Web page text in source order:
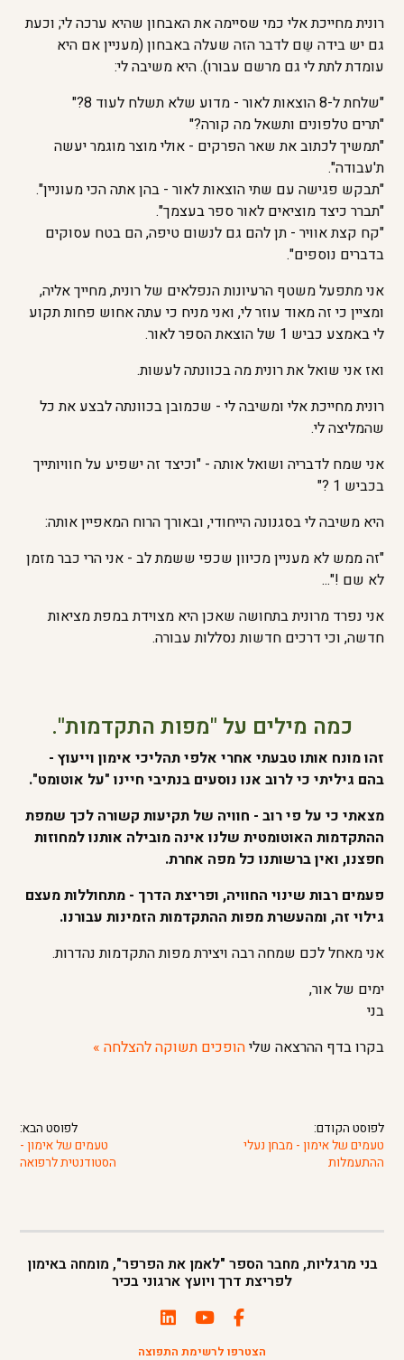
רונית מחייכת אלי כמי שסיימה את האבחון שהיא ערכה לי; וכעת
גם יש בידה שֵם לדבר הזה שעלה באבחון (מעניין אם היא
עומדת לתת לי גם מרשם עבורו). היא משיבה לי:
"שלחת ל-8 הוצאות לאור - מדוע שלא תשלח לעוד 8?"
"תרים טלפונים ותשאל מה קורה?"
"תמשיך לכתוב את שאר הפרקים - אולי מוצר מוגמר יעשה
ת'עבודה".
"תבקש פגישה עם שתי הוצאות לאור - בהן אתה הכי מעוניין".
"תברר כיצד מוציאים לאור ספר בעצמך".
"קח קצת אוויר - תן להם גם לנשום טיפה, הם בטח עסוקים
בדברים נוספים".
אני מתפעל משטף הרעיונות הנפלאים של רונית, מחייך אליה,
ומציין כי זה מאוד עוזר לי, ואני מניח כי עתה אחוש פחות תקוע
לי באמצע כביש 1 של הוצאת הספר לאור.
ואז אני שואל את רונית מה בכוונתה לעשות.
רונית מחייכת אלי ומשיבה לי - שכמובן בכוונתה לבצע את כל
שהמליצה לי.
אני שמח לדבריה ושואל אותה - "וכיצד זה ישפיע על חוויותייך
בכביש 1 ?"
היא משיבה לי בסגנונה הייחודי, ובאורך הרוח המאפיין אותה:
"זה ממש לא מעניין מכיוון שכפי ששמת לב - אני הרי כבר מזמן
לא שם !"...
אני נפרד מרונית בתחושה שאכן היא מצוידת במפת מציאות
חדשה, וכי דרכים חדשות נסללות עבורה.
כמה מילים על "מפות התקדמות".
זהו מונח אותו טבעתי אחרי אלפי תהליכי אימון וייעוץ -
בהם גיליתי כי לרוב אנו נוסעים בנתיבי חיינו "על אוטומט".
מצאתי כי על פי רוב - חוויה של תקיעות קשורה לכך שמפת
ההתקדמות האוטומטית שלנו אינה מובילה אותנו למחוזות
חפצנו, ואין ברשותנו כל מפה אחרת.
פעמים רבות שינוי החוויה, ופריצת הדרך - מתחוללות מעצם
גילוי זה, ומהעשרת מפות ההתקדמות הזמינות עבורנו.
אני מאחל לכם שמחה רבה ויצירת מפות התקדמות נהדרות.
ימים של אור,
בני
בקרו בדף ההרצאה שליהופכים תשוקה להצלחה »
לפוסט הקודם:
טעמים של אימון - מבחן נעלי
ההתעמלות
לפוסט הבא:
טעמים של אימון -
הסטודנטית לרפואה
בני מרגליות, מחבר הספר "לאמן את הפרפר", מומחה באימון
לפריצת דרך ויועץ ארגוני בכיר
הצטרפו לרשימת התפוצה